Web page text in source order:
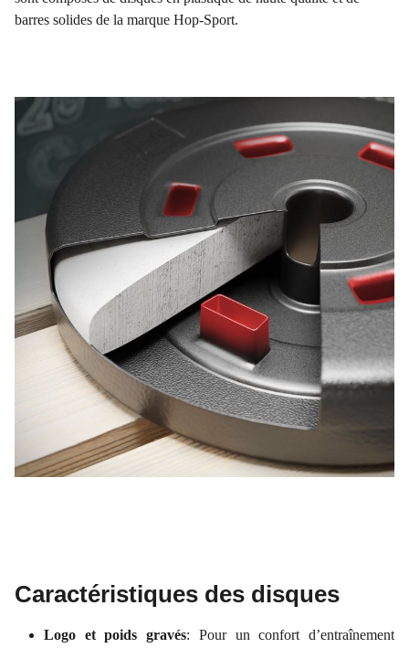
barres solides de la marque Hop-Sport.
Caractéristiques des disques
Logo et poids gravés: Pour un confort d’entraînement